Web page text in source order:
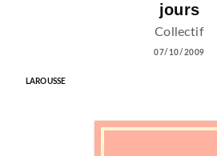
jours
Collectif
07/10/2009
LAROUSSE